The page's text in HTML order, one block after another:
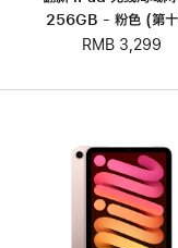
256GB - 粉色 (第
RMB 3,299